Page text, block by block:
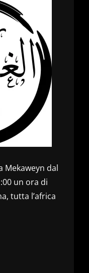
Mekaweyn dal
un ora di
tutta l’africa